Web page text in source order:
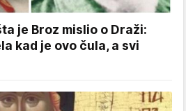
je Broz mislio o Draži:
kad je ovo čula, a svi